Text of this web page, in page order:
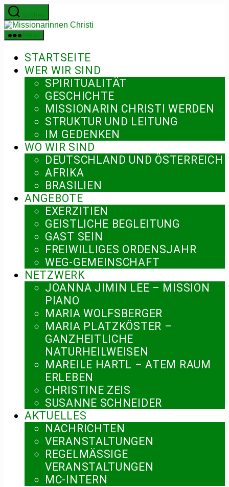
Zum
Inhalt
springen
STARTSEITE
WER WIR SIND
SPIRITUALITÄT
GESCHICHTE
MISSIONARIN CHRISTI WERDEN
STRUKTUR UND LEITUNG
IM GEDENKEN
WO WIR SIND
DEUTSCHLAND UND ÖSTERREICH
AFRIKA
BRASILIEN
ANGEBOTE
EXERZITIEN
GEISTLICHE BEGLEITUNG
GAST SEIN
FREIWILLIGES ORDENSJAHR
WEG-GEMEINSCHAFT
NETZWERK
JOANNA JIMIN LEE – MISSION
PIANO
MARIA WOLFSBERGER
MARIA PLATZKÖSTER –
GANZHEITLICHE
NATURHEILWEISEN
MAREILE HARTL – ATEM RAUM
ERLEBEN
CHRISTINE ZEIS
SUSANNE SCHNEIDER
AKTUELLES
NACHRICHTEN
VERANSTALTUNGEN
REGELMÄSSIGE V
ERANSTALTUNGEN
MC-INTERN